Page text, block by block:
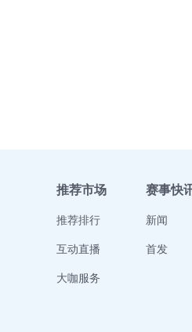
推荐市场
推荐排行
互动直播
大咖服务
赛事快
新闻
首发